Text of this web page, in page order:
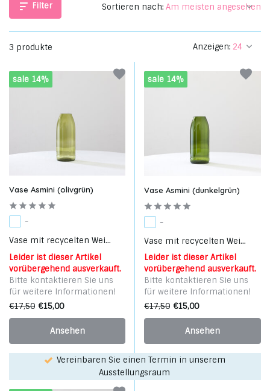
Filter
3 produkte Anzeigen:
Sortieren nach:
sale 14%
Vase Asmini (olivgrün)
-
Vase mit recycelten Wei...
Leider ist dieser Artikel
vorübergehend ausverkauft.
Bitte kontaktieren Sie uns
für weitere Informationen!
€17,50 €15,00
Ansehen
sale 14%
Vase Asmini (dunkelgrün)
-
Vase mit recycelten Wei...
Leider ist dieser Artikel
vorübergehend ausverkauft.
Bitte kontaktieren Sie uns
für weitere Informationen!
€17,50 €15,00
Ansehen
Vereinbaren Sie einen Termin in unserem
Ausstellungsraum